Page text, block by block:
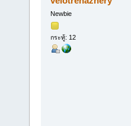
Newbie
กระทู้: 12